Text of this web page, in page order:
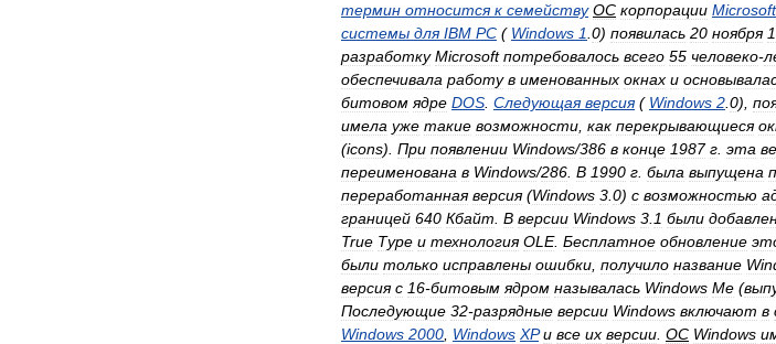
термин относится к семейству ОС корпорации Microsoft
системы для IBM РС ( Windows 1 0) появилась 20 ноября
разработку Microsoft потребовалось всего 55 человеко-
обеспечивала работу в именованных окнах и
битовом ядре DOS Следующая версия( Windows 2 0),
имела уже такие возможности как перекрывающиеся
(icons). При появлении Windows/386 в конце 1987 г эта
переименована в Windows/286 В 1990 г была выпущена
переработанная версия(Windows 3 0) с возможностью
границей 640 Кбайт В версии Windows 3 1 были
True Туре и технология OLE. Бесплатное обновление
были только исправлены ошибки получило название
версия с 16-битовым ядром называлась Windows Ме (
Последующие 32-разрядные версии Windows включают в
Windows 2000 Windows XP и все их версии ОС Windows